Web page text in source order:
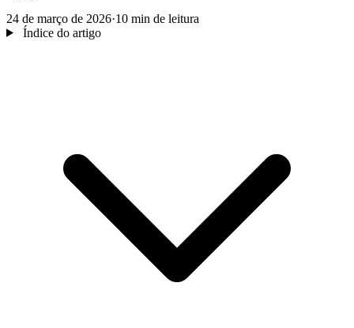
24 de março de 2026·10 min de leitura
Índice do artigo